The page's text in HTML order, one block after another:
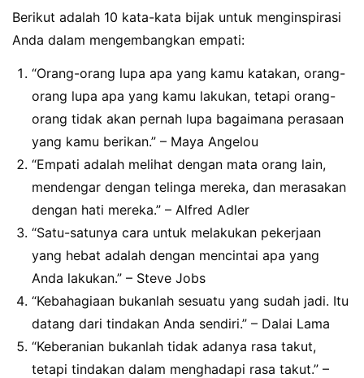
Berikut adalah 10 kata-kata bijak untuk menginspirasi
Anda dalam mengembangkan empati:
“Orang-orang lupa apa yang kamu katakan, orang-
orang lupa apa yang kamu lakukan, tetapi orang-
orang tidak akan pernah lupa bagaimana perasaan
yang kamu berikan.” – Maya Angelou
“Empati adalah melihat dengan mata orang lain,
mendengar dengan telinga mereka, dan merasakan
dengan hati mereka.” – Alfred Adler
“Satu-satunya cara untuk melakukan pekerjaan
yang hebat adalah dengan mencintai apa yang
Anda lakukan.” – Steve Jobs
“Kebahagiaan bukanlah sesuatu yang sudah jadi. Itu
datang dari tindakan Anda sendiri.” – Dalai Lama
“Keberanian bukanlah tidak adanya rasa takut,
tetapi tindakan dalam menghadapi rasa takut.” –